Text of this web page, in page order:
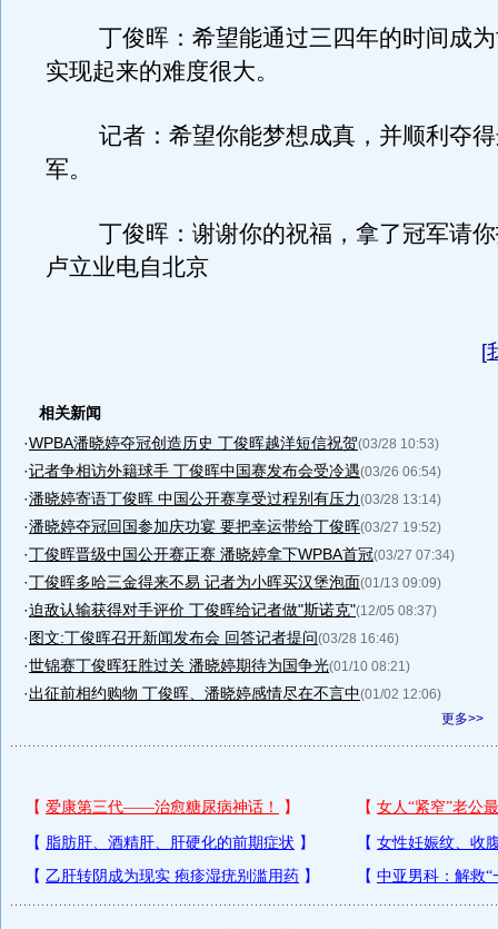
丁俊晖：希望能通过三四年的时间成为
实现起来的难度很大。
记者：希望你能梦想成真，并顺利夺得
军。
丁俊晖：谢谢你的祝福，拿了冠军请你
卢立业电自北京
[
相关新闻
·WPBA潘晓婷夺冠创造历史 丁俊晖越洋短信祝贺(03/28 10:53)
·记者争相访外籍球手 丁俊晖中国赛发布会受冷遇(03/26 06:54)
·潘晓婷寄语丁俊晖 中国公开赛享受过程别有压力(03/28 13:14)
·潘晓婷夺冠回国参加庆功宴 要把幸运带给丁俊晖(03/27 19:52)
·丁俊晖晋级中国公开赛正赛 潘晓婷拿下WPBA首冠(03/27 07:34)
·丁俊晖多哈三金得来不易 记者为小晖买汉堡泡面(01/13 09:09)
·迫敌认输获得对手评价 丁俊晖给记者做"斯诺克"(12/05 08:37)
·图文:丁俊晖召开新闻发布会 回答记者提问(03/28 16:46)
·世锦赛丁俊晖狂胜过关 潘晓婷期待为国争光(01/10 08:21)
·出征前相约购物 丁俊晖、潘晓婷感情尽在不言中(01/02 12:06)
更多>>